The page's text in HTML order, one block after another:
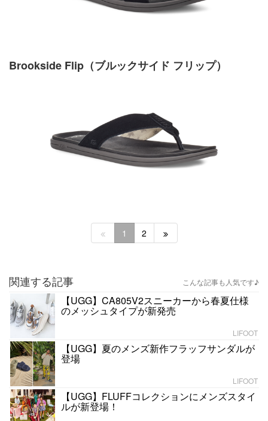
Brookside Flip（ブルックサイド フリップ）
1 2
関連する記事 こんな記事も人気です♪
【UGG】CA805V2スニーカーから春夏仕様
のメッシュタイプが新発売
LIFOOT
【UGG】夏のメンズ新作フラッフサンダルが
登場
LIFOOT
【UGG】FLUFFコレクションにメンズスタイ
ルが新登場！